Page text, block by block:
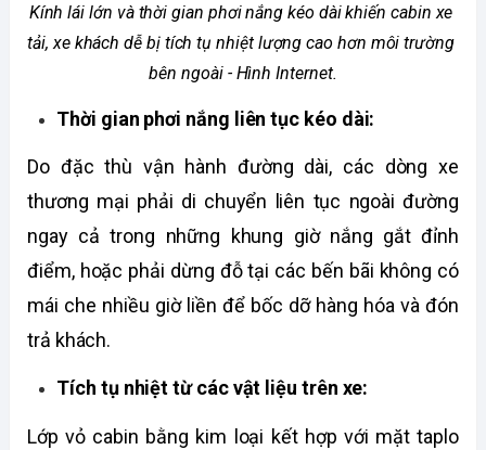
Kính lái lớn và thời gian phơi nắng kéo dài khiến cabin xe
tải, xe khách dễ bị tích tụ nhiệt lượng cao hơn môi trường
bên ngoài - Hình Internet.
Thời gian phơi nắng liên tục kéo dài:
Do đặc thù vận hành đường dài, các dòng xe
thương mại phải di chuyển liên tục ngoài đường
ngay cả trong những khung giờ nắng gắt đỉnh
điểm, hoặc phải dừng đỗ tại các bến bãi không có
mái che nhiều giờ liền để bốc dỡ hàng hóa và đón
trả khách.
Tích tụ nhiệt từ các vật liệu trên xe:
Lớp vỏ cabin bằng kim loại kết hợp với mặt taplo